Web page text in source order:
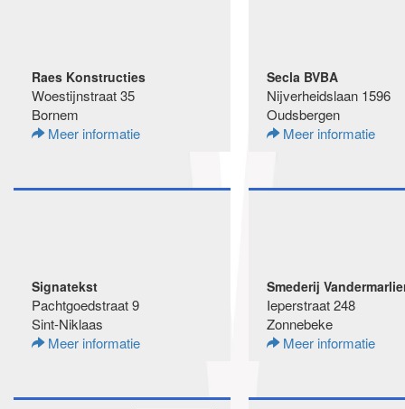
Raes Konstructies
Woestijnstraat 35
Bornem
Meer informatie
Secla BVBA
Nijverheidslaan 1596
Oudsbergen
Meer informatie
Signatekst
Pachtgoedstraat 9
Sint-Niklaas
Meer informatie
Smederij
Ieperstraat 248
Zonnebeke
Meer informatie